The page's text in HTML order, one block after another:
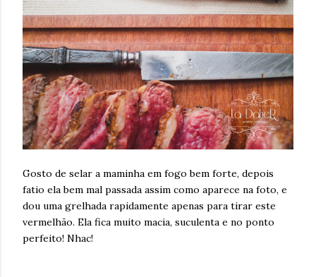
Gosto de selar a maminha em fogo bem forte, depois
fatio ela bem mal passada assim como aparece na foto, e
dou uma grelhada rapidamente apenas para tirar este
vermelhão. Ela fica muito macia, suculenta e no ponto
perfeito! Nhac!